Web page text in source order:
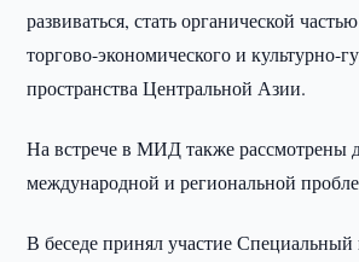
развиваться, стать органической
торгово-экономического и культурно-
пространства Центральной Азии.
На встрече в МИД также рассмотрены
международной и региональной
В беседе принял участие Специальный